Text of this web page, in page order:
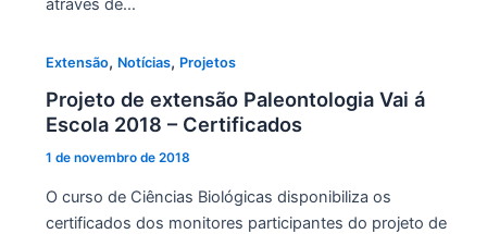
Extensão, Notícias, Projetos
Projeto de extensão Paleontologia Vai á
Escola 2018 – Certificados
1 de novembro de 2018
O curso de Ciências Biológicas disponibiliza os
certificados dos monitores participantes do projeto de